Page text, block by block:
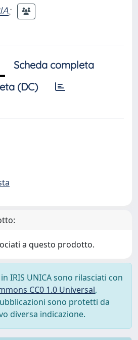
;
Scheda completa
(DC)
a questo prodotto.
IRIS UNICA sono rilasciati con
CC0 1.0 Universal,
sono protetti da
diversa indicazione.